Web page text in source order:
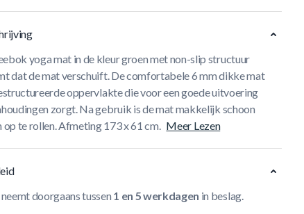
yoga mat in de kleur groen met non-slip structuur
dat de mat verschuift. De comfortabele 6 mm dikke mat
oppervlakte die voor een goede uitvoering
zorgt. Na gebruik is de mat makkelijk schoon
op te rollen. Afmeting 173 x 61 cm. Meer Lezen
doorgaans tussen 1 en 5 werkdagen in beslag.